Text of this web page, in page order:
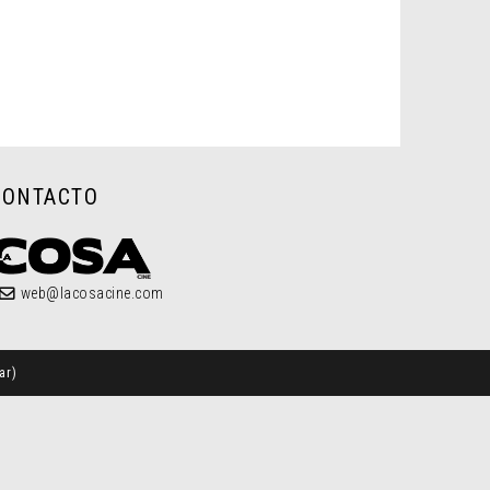
web@lacosacine.com
)